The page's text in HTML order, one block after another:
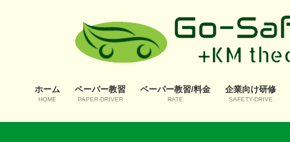
ッ
移
ホーム
HOME
ペーパー教習
PAPER-DRIVER
ペーパー教習/料金
RATE
企業向け研修
SAFETY-DRIVE